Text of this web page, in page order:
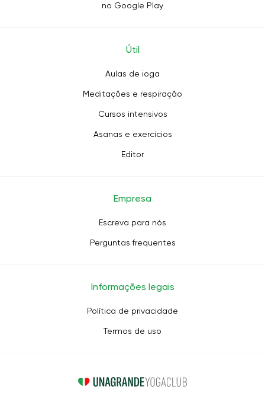
no Google Play
Útil
Aulas de ioga
Meditações e respiração
Cursos intensivos
Asanas e exercícios
Editor
Empresa
Escreva para nós
Perguntas frequentes
Informações legais
Política de privacidade
Termos de uso